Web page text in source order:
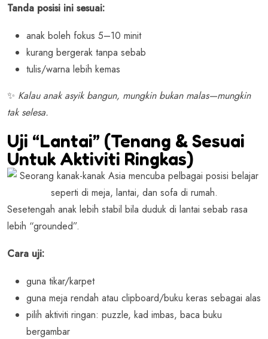
Tanda posisi ini sesuai:
anak boleh fokus 5–10 minit
kurang bergerak tanpa sebab
tulis/warna lebih kemas
✨ Kalau anak asyik bangun, mungkin bukan malas—mungkin
tak selesa.
Uji “Lantai” (Tenang & Sesuai
Untuk Aktiviti Ringkas)
Sesetengah anak lebih stabil bila duduk di lantai sebab rasa
lebih “grounded”.
Cara uji:
guna tikar/karpet
guna meja rendah atau clipboard/buku keras sebagai alas
pilih aktiviti ringan: puzzle, kad imbas, baca buku
bergambar